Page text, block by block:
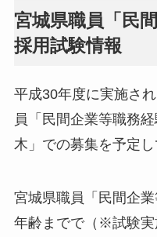
宮城県職員「民
採用試験情報
平成30年度に実施さ
員「民間企業等職務
木」での募集を予定し
宮城県職員「民間企
年齢までで（※試験実